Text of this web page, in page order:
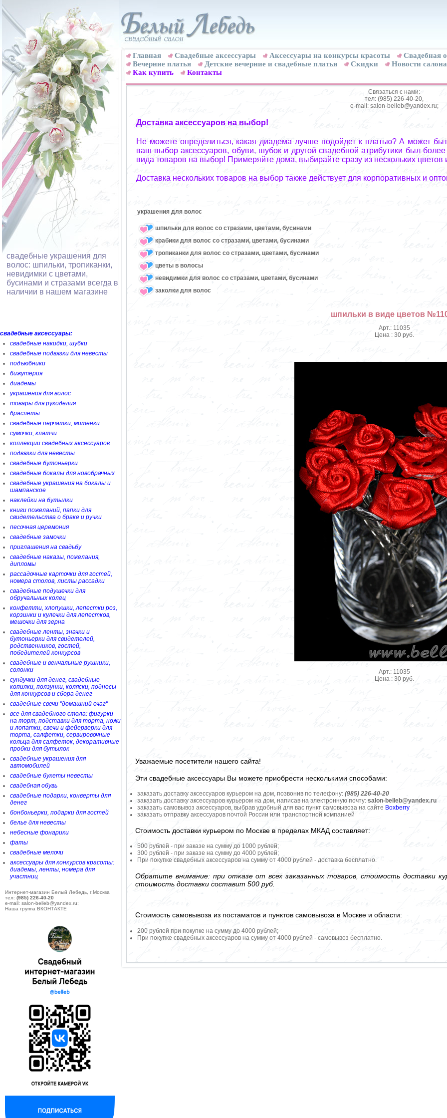
свадебные украшения для
волос: шпильки, тропиканки,
невидимки с цветами,
бусинами и стразами всегда в
наличии в нашем магазине
свадебные аксессуары:
свадебные накидки, шубки
свадебные подвязки для невесты
подъюбники
бижутерия
диадемы
украшения для волос
товары для рукоделия
браслеты
свадебные перчатки, митенки
сумочки, клатчи
коллекции свадебных аксессуаров
подвязки для невесты
свадебные бутоньерки
свадебные бокалы для новобрачных
свадебные украшения на бокалы и
шампанское
наклейки на бутылки
книги пожеланий, папки для
свидетельства о браке и ручки
песочная церемония
свадебные замочки
приглашения на свадьбу
свадебные наказы, пожелания,
дипломы
рассадочные карточки для гостей,
номера столов, листы рассадки
свадебные подушечки для
обручальных колец
конфетти, хлопушки, лепестки роз,
корзинки и кулечки для лепестков,
мешочки для зерна
свадебные ленты, значки и
бутоньерки для свидетелей,
родственников, гостей,
победителей конкурсов
свадебные и венчальные рушники,
солонки
сундучки для денег, свадебные
копилки, ползунки, коляски, подносы
для конкурсов и сбора денег
свадебные свечи "домашний очаг"
все для свадебного стола: фигурки
на торт, подставки для торта, ножи
и лопатки, свечи и фейерверки для
торта, салфетки, сервировочные
кольца для салфеток, декоративные
пробки для бутылок
свадебные украшения для
автомобилей
свадебные букеты невесты
свадебная обувь
свадебные подарки, конверты для
денег
бонбоньерки, подарки для гостей
белье для невесты
небесные фонарики
фаты
свадебные мелочи
аксессуары для конкурсов красоты:
диадемы, ленты, номера для
участниц
Интернет-магазин Белый Лебедь, г.Москва
тел: (985) 226-40-20
e-mail: salon-belleb@yandex.ru;
Наша группа ВКОНТАКТЕ
Главная Свадебные аксессуары Аксессуары на конкурсы красоты
Свадебная
Вечерние платья
Детские вечерние и свадебные платья Скидки
Новости салона
Как купить
Контакты
Связаться с нами:
тел: (985) 226-40-20,
e-mail: salon-belleb@yandex.ru;
Доставка аксессуаров на выбор!
Не можете определиться, какая диадема лучше подойдет к платью? А может
ваш выбор аксессуаров, обуви, шубок и другой свадебной атрибутики был
вида товаров на выбор! Примеряйте дома, выбирайте сразу из нескольких цветов
Доставка нескольких товаров на выбор также действует для корпоративных и
украшения для волос
шпильки для волос со стразами, цветами, бусинами
крабики для волос со стразами, цветами, бусинами
тропиканки для волос со стразами, цветами, бусинами
цветы в волосы
невидимки для волос со стразами, цветами, бусинами
заколки для волос
шпильки в виде цветов
Арт.: 11035
Цена : 30 руб.
Арт.: 11035
Цена : 30 руб.
Уважаемые посетители нашего сайта!
Эти свадебные аксессуары Вы можете приобрести несколькими способами:
заказать доставку аксессуаров курьером на дом, позвонив по телефону: (985) 226-40-20
заказать доставку аксессуаров курьером на дом, написав на электронную почту: salon-belleb@yandex.ru
заказать самовывоз аксессуаров, выбрав удобный для вас пункт самовывоза на сайте Boxberry
заказать отправку аксессуаров почтой России или транспортной компанией
Стоимость доставки курьером по Москве в пределах МКАД составляет:
500 рублей - при заказе на сумму до 1000 рублей;
300 рублей - при заказе на сумму до 4000 рублей;
При покупке свадебных аксессуаров на сумму от 4000 рублей - доставка бесплатно.
Обратите внимание: при отказе от всех заказанных товаров, стоимость доставки
стоимость доставки составит 500 руб.
Стоимость самовывоза из постаматов и пунктов самовывоза в Москве и области:
200 рублей при покупке на сумму до 4000 рублей;
При покупке свадебных аксессуаров на сумму от 4000 рублей - самовывоз бесплатно.